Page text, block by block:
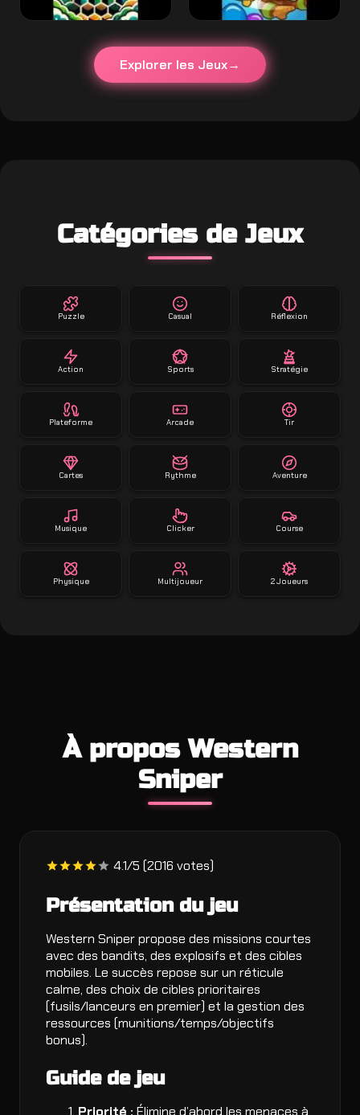
Explorer les Jeux
Catégories de Jeux
Puzzle Casual Réflexion
Action Sports Stratégie
Plateforme Arcade Tir
Cartes Rythme Aventure
Musique Clicker Course
Physique Multijoueur 2 Joueurs
À propos Western
Sniper
4.1/5 (2016 votes)
Présentation du jeu
Western Sniper propose des missions courtes
avec des bandits, des explosifs et des cibles
mobiles. Le succès repose sur un réticule
calme, des choix de cibles prioritaires
(fusils/lanceurs en premier) et la gestion des
ressources (munitions/temps/objectifs
bonus).
Guide de jeu